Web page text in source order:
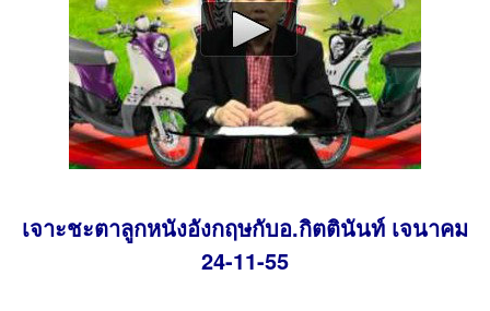
เจาะชะตาลูกหนังอังกฤษกับอ.กิตตินันท์ เจนาคม
24-11-55